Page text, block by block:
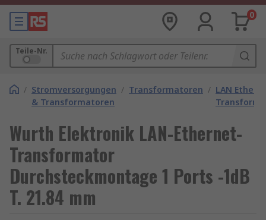
0
Teile-Nr.
/ Stromversorgungen
& Transformatoren
/ Transformatoren / LAN
Wurth Elektronik LAN-Ethernet-
Transformator
Durchsteckmontage 1 Ports -1dB
T. 21.84 mm